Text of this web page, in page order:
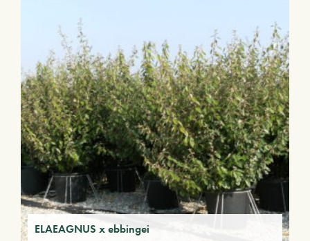
ELAEAGNUS x ebbingei